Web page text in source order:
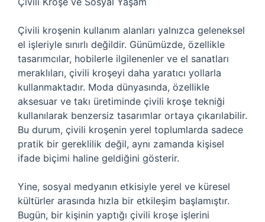
Çivili kroşenin kullanım alanları yalnızca geleneksel
el işleriyle sınırlı değildir. Günümüzde, özellikle
tasarımcılar, hobilerle ilgilenenler ve el sanatları
meraklıları, çivili kroşeyi daha yaratıcı yollarla
kullanmaktadır. Moda dünyasında, özellikle
aksesuar ve takı üretiminde çivili kroşe tekniği
kullanılarak benzersiz tasarımlar ortaya çıkarılabilir.
Bu durum, çivili kroşenin yerel toplumlarda sadece
pratik bir gereklilik değil, aynı zamanda kişisel
ifade biçimi haline geldiğini gösterir.
Yine, sosyal medyanın etkisiyle yerel ve küresel
kültürler arasında hızla bir etkileşim başlamıştır.
Bugün, bir kişinin yaptığı çivili kroşe işlerini